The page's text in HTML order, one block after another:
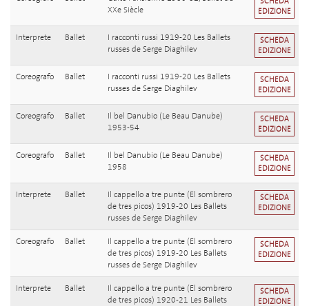
XXe Siècle
EDIZIONE
Interprete Ballet
I racconti russi 1919-20 Les Ballets
russes de Serge Diaghilev
SCHEDA
EDIZIONE
Coreografo Ballet
I racconti russi 1919-20 Les Ballets
russes de Serge Diaghilev
SCHEDA
EDIZIONE
Coreografo Ballet
Il bel Danubio (Le Beau Danube)
1953-54
SCHEDA
EDIZIONE
Coreografo Ballet
Il bel Danubio (Le Beau Danube)
1958
SCHEDA
EDIZIONE
Interprete Ballet
Il cappello a tre punte (El sombrero
de tres picos) 1919-20 Les Ballets
russes de Serge Diaghilev
SCHEDA
EDIZIONE
Coreografo Ballet
Il cappello a tre punte (El sombrero
de tres picos) 1919-20 Les Ballets
russes de Serge Diaghilev
SCHEDA
EDIZIONE
Interprete Ballet
Il cappello a tre punte (El sombrero
de tres picos) 1920-21 Les Ballets
SCHEDA
EDIZIONE